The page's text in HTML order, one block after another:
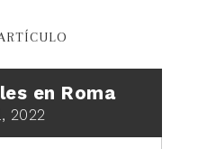
en Roma
2022